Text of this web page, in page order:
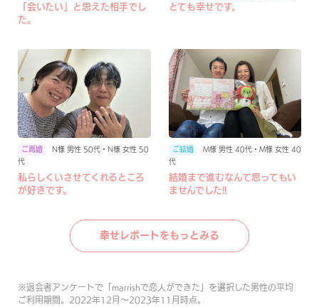
「会いたい」と思えた相手でし
た。
とても幸せです。
N様 男性 50代・N様 女性 50
代
私らしくいさせてくれるところ
が好きです。
M様 男性 40代・M様 女性 40
代
結婚まで進むなんて思ってもい
ませんでした!!
幸せレポートをもっとみる
※退会者アンケートで「marrishで恋人ができた」を選択した男性の平均
ご利用期間。2022年12月〜2023年11月時点。